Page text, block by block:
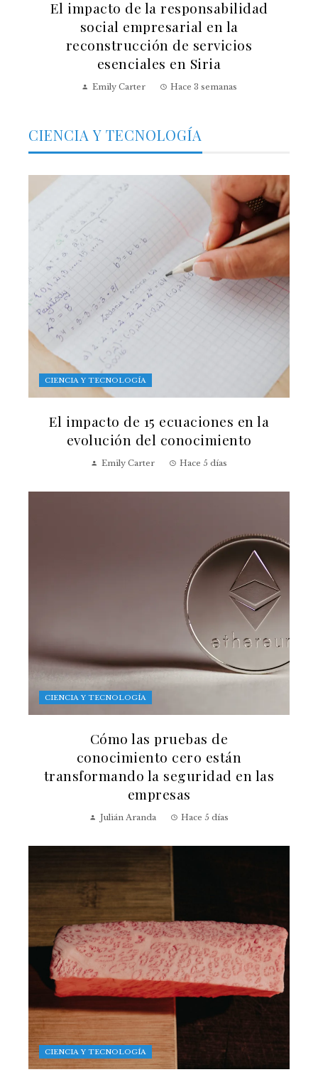
El impacto de la responsabilidad
social empresarial en la
reconstrucción de servicios
esenciales en Siria
Emily Carter Hace 3 semanas
CIENCIA Y TECNOLOGÍA
CIENCIA Y TECNOLOGÍA
El impacto de 15 ecuaciones en la
evolución del conocimiento
Emily Carter Hace 5 días
CIENCIA Y TECNOLOGÍA
Cómo las pruebas de
conocimiento cero están
transformando la seguridad en las
empresas
Julián Aranda Hace 5 días
CIENCIA Y TECNOLOGÍA